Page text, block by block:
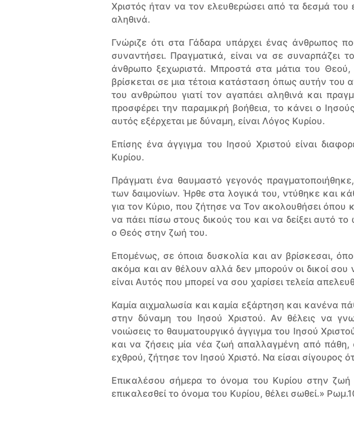
Χριστός ήταν να τον ελευθερώσει από τα δεσμά του
αληθινά.
Γνώριζε ότι στα Γάδαρα υπάρχει ένας άνθρωπος
συναντήσει. Πραγματικά, είναι να σε συναρπάζει
άνθρωπο ξεχωριστά. Μπροστά στα μάτια του
βρίσκεται σε μια τέτοια κατάσταση όπως αυτήν
του ανθρώπου γιατί τον αγαπάει αληθινά και
προσφέρει την παραμικρή βοήθεια, το κάνει ο
αυτός εξέρχεται με δύναμη, είναι Λόγος Κυρίου.
Επίσης ένα άγγιγμα του Ιησού Χριστού είναι
Κυρίου.
Πράγματι ένα θαυμαστό γεγονός
των δαιμονίων. Ήρθε στα λογικά του, ντύθηκε και
για τον Κύριο, που ζήτησε να Τον ακολουθήσει όπου
να πάει πίσω στους δικούς του και να δείξει αυτό
ο Θεός στην ζωή του.
Επομένως, σε όποια δυσκολία και αν βρίσκεσαι,
ακόμα και αν θέλουν αλλά δεν μπορούν οι δικοί σου
είναι Αυτός που μπορεί να σου χαρίσει τελεία
Καμία αιχμαλωσία και καμία εξάρτηση και κανένα
στην δύναμη του Ιησού Χριστού. Αν θέλεις να
νοιώσεις το θαυματουργικό άγγιγμα του Ιησού
και να ζήσεις μία νέα ζωή απαλλαγμένη από
εχθρού, ζήτησε τον Ιησού Χριστό. Να είσαι σίγουρος
Επικαλέσου σήμερα το όνομα του Κυρίου στην
επικαλεσθεί το όνομα του Κυρίου, θέλει σωθεί.»